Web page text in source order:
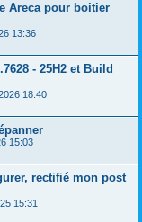
Areca pour boitier
13:36
- 25H2 et Build
18:40
15:03
rectifié mon post
15:31